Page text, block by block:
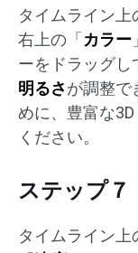
タイムライン上
右上の「 カラー
ーをドラッグし
明るさが調整で
めに、豊富な
ください。
ステップ７
タイムライン上